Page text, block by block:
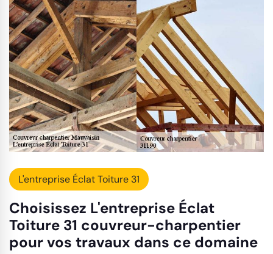
L'entreprise Éclat Toiture 31
Choisissez L'entreprise Éclat
Toiture 31 couvreur-charpentier
pour vos travaux dans ce domaine